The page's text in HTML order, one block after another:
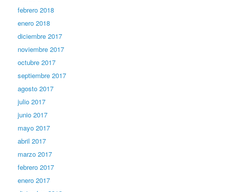
febrero 2018
enero 2018
diciembre 2017
noviembre 2017
octubre 2017
septiembre 2017
agosto 2017
julio 2017
junio 2017
mayo 2017
abril 2017
marzo 2017
febrero 2017
enero 2017